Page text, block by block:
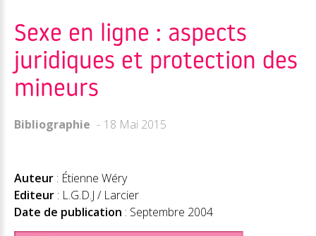
Sexe en ligne : aspects
juridiques et protection des
mineurs
Bibliographie 18 Mai 2015
Auteur : Étienne Wéry
Editeur : L.G.D.J / Larcier
Date de publication : Septembre 2004